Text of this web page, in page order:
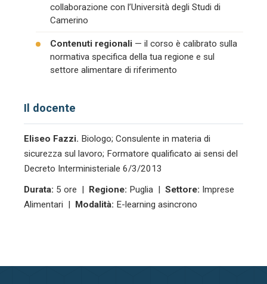
collaborazione con l’Università degli Studi di
Camerino
Contenuti regionali — il corso è calibrato sulla
normativa specifica della tua regione e sul
settore alimentare di riferimento
Il docente
Eliseo Fazzi. Biologo; Consulente in materia di
sicurezza sul lavoro; Formatore qualificato ai sensi del
Decreto Interministeriale 6/3/2013
Durata: 5 ore | Regione: Puglia | Settore: Imprese
Alimentari | Modalità: E-learning asincrono